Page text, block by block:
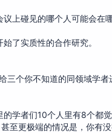
上碰见的哪个人可能会在
了实质性的合作研究。
三个你不知道的同领域学者
学者们10个人里有8个都
至更极端的情况是，你有没